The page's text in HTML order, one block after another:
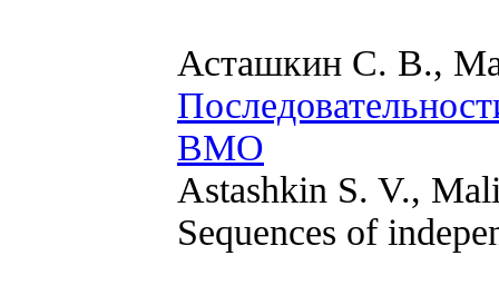
Асташкин С. В.,
ВМО
Astashkin S. V.,
Sequences of